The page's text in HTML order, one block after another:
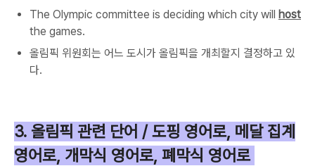
The Olympic committee is deciding which city will host
the games.
올림픽 위원회는 어느 도시가 올림픽을 개최할지 결정하고 있
다.
3. 올림픽 관련 단어 / 도핑 영어로, 메달 집계
영어로, 개막식 영어로, 폐막식 영어로